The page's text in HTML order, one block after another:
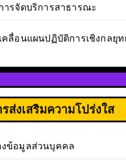
ารจัดบริการสาธารณะ
คลื่อนแผนปฏิบัติการเชิงกลยุ
ส่งเสริมความโปร่งใส
ข้อมูลส่วนบุคคล